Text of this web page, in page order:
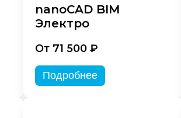
nanoCAD BIM
Электро
От 71 500 ₽
Подробнее